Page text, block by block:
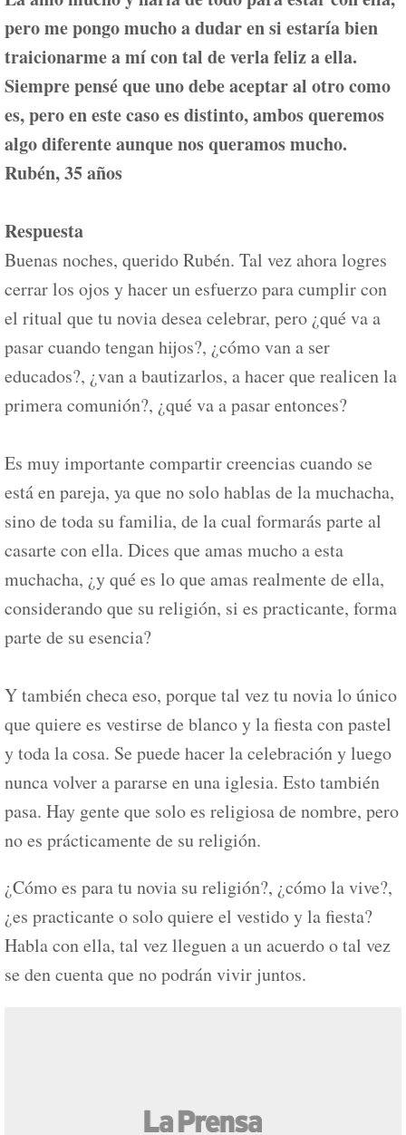
pero me pongo mucho a dudar en si estaría bien
traicionarme a mí con tal de verla feliz a ella.
Siempre pensé que uno debe aceptar al otro como
es, pero en este caso es distinto, ambos queremos
algo diferente aunque nos queramos mucho.
Rubén, 35 años
Respuesta
Buenas noches, querido Rubén. Tal vez ahora logres
cerrar los ojos y hacer un esfuerzo para cumplir con
el ritual que tu novia desea celebrar, pero ¿qué va a
pasar cuando tengan hijos?, ¿cómo van a ser
educados?, ¿van a bautizarlos, a hacer que realicen la
primera comunión?, ¿qué va a pasar entonces?
Es muy importante compartir creencias cuando se
está en pareja, ya que no solo hablas de la muchacha,
sino de toda su familia, de la cual formarás parte al
casarte con ella. Dices que amas mucho a esta
muchacha, ¿y qué es lo que amas realmente de ella,
considerando que su religión, si es practicante, forma
parte de su esencia?
Y también checa eso, porque tal vez tu novia lo único
que quiere es vestirse de blanco y la fiesta con pastel
y toda la cosa. Se puede hacer la celebración y luego
nunca volver a pararse en una iglesia. Esto también
pasa. Hay gente que solo es religiosa de nombre, pero
no es prácticamente de su religión.
¿Cómo es para tu novia su religión?, ¿cómo la vive?,
¿es practicante o solo quiere el vestido y la fiesta?
Habla con ella, tal vez lleguen a un acuerdo o tal vez
se den cuenta que no podrán vivir juntos.